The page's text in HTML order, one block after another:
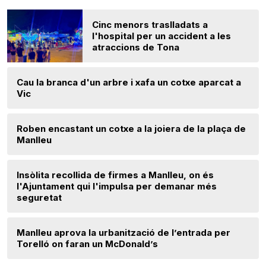
Cinc menors traslladats a
l'hospital per un accident a les
atraccions de Tona
Cau la branca d'un arbre i xafa un cotxe aparcat a
Vic
Roben encastant un cotxe a la joiera de la plaça de
Manlleu
Insòlita recollida de firmes a Manlleu, on és
l'Ajuntament qui l'impulsa per demanar més
seguretat
Manlleu aprova la urbanització de l’entrada per
Torelló on faran un McDonald’s